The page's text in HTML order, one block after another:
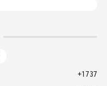
+1737